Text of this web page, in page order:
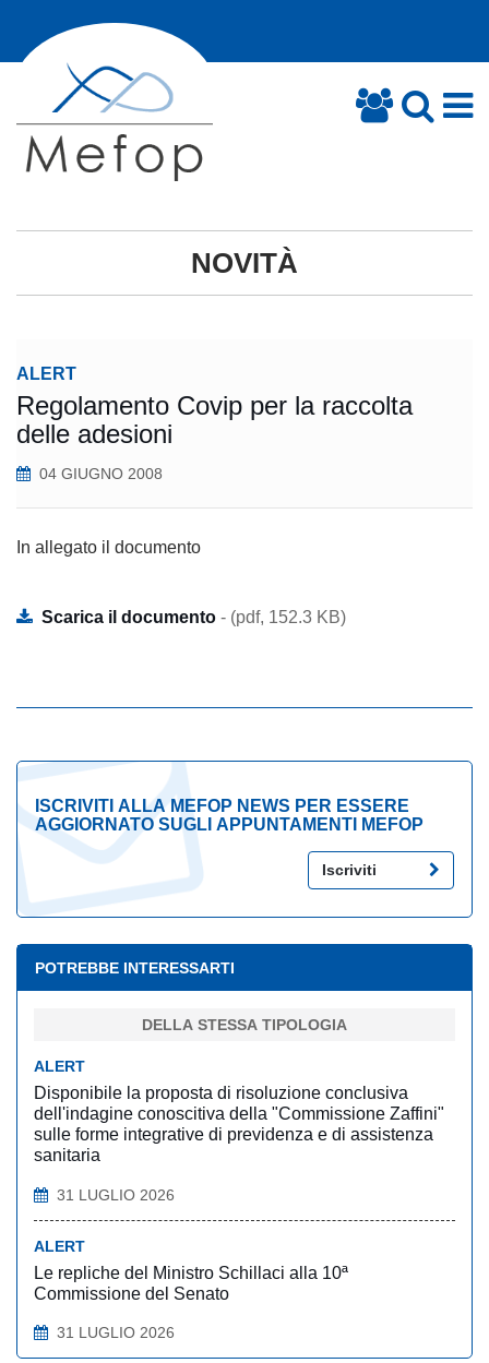
NOVITÀ
ALERT
Regolamento Covip per la raccolta
delle adesioni
04 GIUGNO 2008
In allegato il documento
Scarica il documento - (pdf, 152.3 KB)
ISCRIVITI ALLA MEFOP NEWS PER ESSERE
AGGIORNATO SUGLI APPUNTAMENTI MEFOP
Iscriviti
POTREBBE INTERESSARTI
DELLA STESSA TIPOLOGIA
ALERT
Disponibile la proposta di risoluzione conclusiva
dell'indagine conoscitiva della "Commissione Zaffini"
sulle forme integrative di previdenza e di assistenza
sanitaria
31 LUGLIO 2026
ALERT
Le repliche del Ministro Schillaci alla 10ª
Commissione del Senato
31 LUGLIO 2026